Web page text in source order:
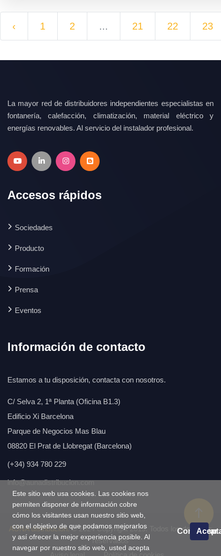
‹ 1 2 ... 21 22 23
La mayor red de distribuidores independientes especialistas en
fontanería, calefacción, climatización, material eléctrico y
energías renovables. Al servicio del instalador profesional.
Accesos rápidos
Sociedades
Producto
Formación
Prensa
Eventos
Información de contacto
Estamos a tu disposición, contacta con nosotros.
C/ Selva 2, 1ª Planta (Oficina B1.3)
Edificio Xi Barcelona
Parque de Negocios Mas Blau
08820 El Prat de Llobregat (Barcelona)
(+34) 934 780 229
info@aunadistribucion.com
AÚNA distribución.© 2024 Copyright 2019. Todos los derechos
reservados
Este sitio web usa cookies. Las cookies nos
permiten disponer de información cobre
cómo los visitantes usan nuestro sitio web,
con el objetivo de que podamos mejorarlos
y así ofrecer la mejor experiencia posible. Al
navegar por nuestro sitio web, usted acepta
Configurar